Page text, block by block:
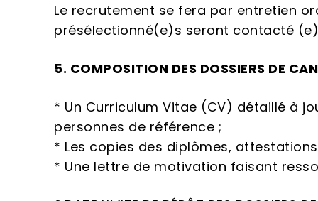
Le recrutement se fera par entretien
présélectionné(e)s seront contacté
5. COMPOSITION DES DOSSIERS DE
* Un Curriculum Vitae (CV) détaillé à
personnes de référence ;
* Les copies des diplômes,
* Une lettre de motivation faisant